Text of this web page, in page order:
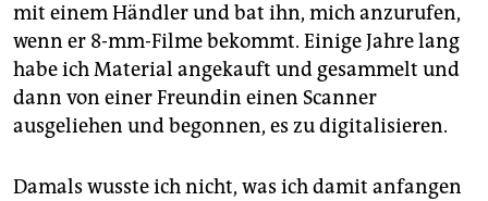
mit einem Händler und bat ihn, mich anzurufen,
wenn er 8-mm-Filme bekommt. Einige Jahre lang
habe ich Material angekauft und gesammelt und
dann von einer Freundin einen Scanner
ausgeliehen und begonnen, es zu digitalisieren.
Damals wusste ich nicht, was ich damit anfangen